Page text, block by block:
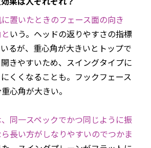
置いたときのフェース面の向き
いう。ヘッドの返りやすさの指標
るが、重心角が大きいとトップで
きやすいため、スイングタイプに
くくなることも。フックフェース
心角が大きい。
同一スペックでかつ同じように振
長い方がしなりやすいのでつかま